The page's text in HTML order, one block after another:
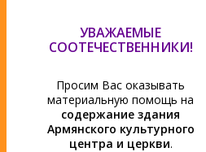
УВАЖАЕМЫЕ
СООТЕЧЕСТВЕННИКИ!
Просим Вас оказывать
материальную помощь на
содержание здания
Армянского культурного
центра и церкви.